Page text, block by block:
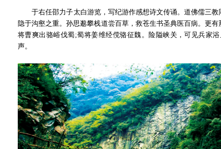
于右任邵力子太白游览，写纪游作感想诗文传诵。道佛儒三教
隐于沟壑之重。孙思邈攀栈道尝百草，救苍生书圣典医百病。更
将曹爽出骆峪伐蜀;蜀将姜维经傥骆征魏。险隘峡关，可见兵家
声。